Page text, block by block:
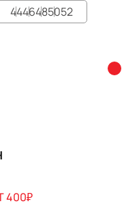
4446485052
400₽